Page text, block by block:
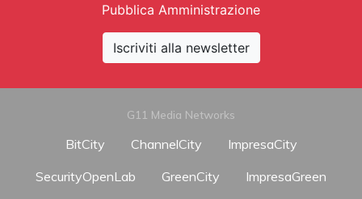
Pubblica Amministrazione
Iscriviti alla newsletter
G11 Media Networks
BitCity ChannelCity
ImpresaCity
SecurityOpenLab
GreenCity
ImpresaGreen